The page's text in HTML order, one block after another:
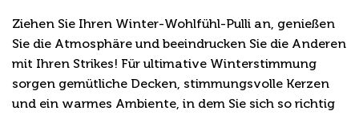
Ziehen Sie Ihren Winter-Wohlfühl-Pulli an, genießen
Sie die Atmosphäre und beeindrucken Sie die Anderen
mit Ihren Strikes! Für ultimative Winterstimmung
sorgen gemütliche Decken, stimmungsvolle Kerzen
und ein warmes Ambiente, in dem Sie sich so richtig